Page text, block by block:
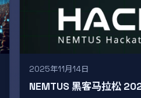
2025年11月14日
NEMTUS 黑客马拉松